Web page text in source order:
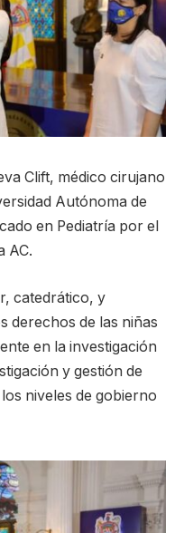
Clift, médico cirujano
Autónoma de
en Pediatría por el
AC.
catedrático, y
derechos de las niñas
en la investigación
y gestión de
niveles de gobierno